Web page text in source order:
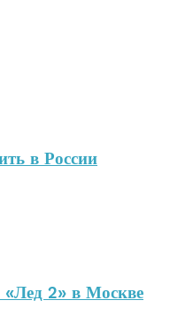
в России
«Лед 2» в Москве